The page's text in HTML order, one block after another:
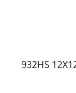
932HS